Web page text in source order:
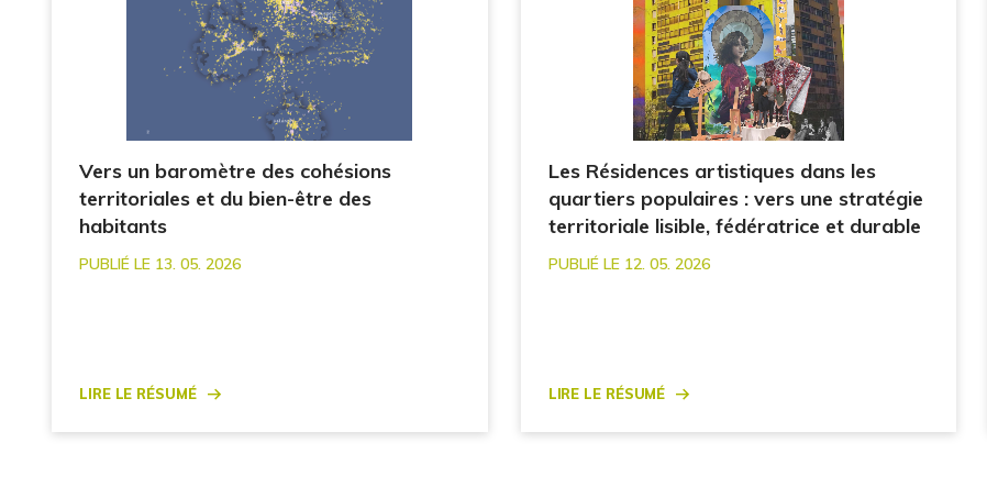
Vers un baromètre des cohésions
territoriales et du bien-être des
habitants
PUBLIÉ LE 13. 05. 2026
Lire le résumé
Les Résidences artistiques dans les
quartiers populaires : vers une stratégie
territoriale lisible, fédératrice et durable
PUBLIÉ LE 12. 05. 2026
Lire le résumé